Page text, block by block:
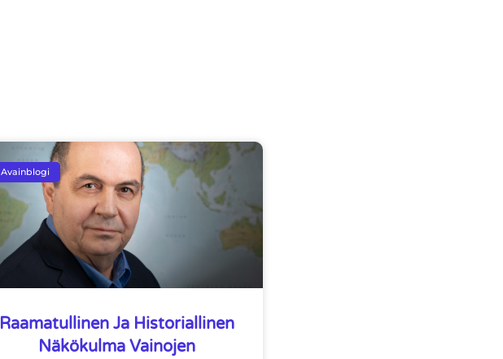
Avainblogi
Raamatullinen Ja Historiallinen
Näkökulma Vainojen